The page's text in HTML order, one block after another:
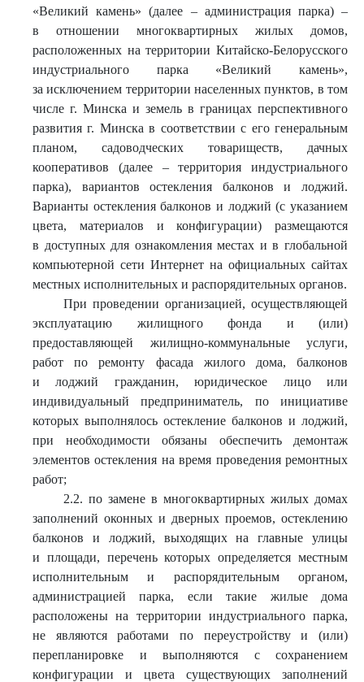
«Великий камень» (далее – администрация парка) –
в отношении многоквартирных жилых домов,
расположенных на территории Китайско-Белорусского
индустриального парка «Великий камень»,
за исключением территории населенных пунктов, в том
числе г. Минска и земель в границах перспективного
развития г. Минска в соответствии с его генеральным
планом, садоводческих товариществ, дачных
кооперативов (далее – территория индустриального
парка), вариантов остекления балконов и лоджий.
Варианты остекления балконов и лоджий (с указанием
цвета, материалов и конфигурации) размещаются
в доступных для ознакомления местах и в глобальной
компьютерной сети Интернет на официальных сайтах
местных исполнительных и распорядительных органов.
При проведении организацией, осуществляющей
эксплуатацию жилищного фонда и (или)
предоставляющей жилищно-коммунальные услуги,
работ по ремонту фасада жилого дома, балконов
и лоджий гражданин, юридическое лицо или
индивидуальный предприниматель, по инициативе
которых выполнялось остекление балконов и лоджий,
при необходимости обязаны обеспечить демонтаж
элементов остекления на время проведения ремонтных
работ;
2.2. по замене в многоквартирных жилых домах
заполнений оконных и дверных проемов, остеклению
балконов и лоджий, выходящих на главные улицы
и площади, перечень которых определяется местным
исполнительным и распорядительным органом,
администрацией парка, если такие жилые дома
расположены на территории индустриального парка,
не являются работами по переустройству и (или)
перепланировке и выполняются с сохранением
конфигурации и цвета существующих заполнений